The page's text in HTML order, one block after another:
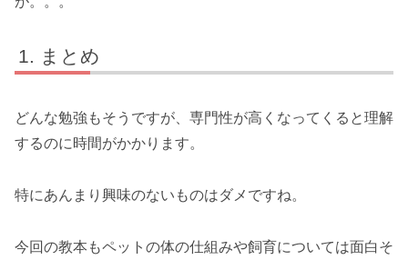
まとめ
どんな勉強もそうですが、専門性が高くなってくると理解
するのに時間がかかります。
特にあんまり興味のないものはダメですね。
今回の教本もペットの体の仕組みや飼育については面白そ